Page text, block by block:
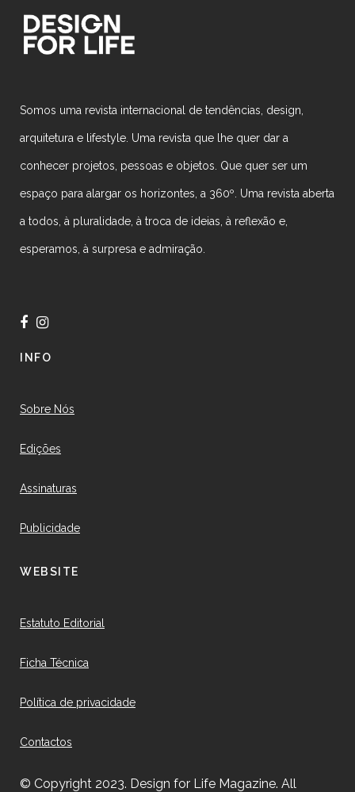
Somos uma revista internacional de tendências, design,
arquitetura e lifestyle. Uma revista que lhe quer dar a
conhecer projetos, pessoas e objetos. Que quer ser um
espaço para alargar os horizontes, a 360º. Uma revista aberta
a todos, à pluralidade, à troca de ideias, à reflexão e,
esperamos, à surpresa e admiração.
INFO
Sobre Nós
Edições
Assinaturas
Publicidade
WEBSITE
Estatuto Editorial
Ficha Técnica
Política de privacidade
Contactos
© Copyright 2023. Design for Life Magazine. All